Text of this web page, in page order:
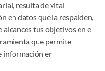
resulta de vital
en datos que la respalden,
tus objetivos en el
que permite
información en